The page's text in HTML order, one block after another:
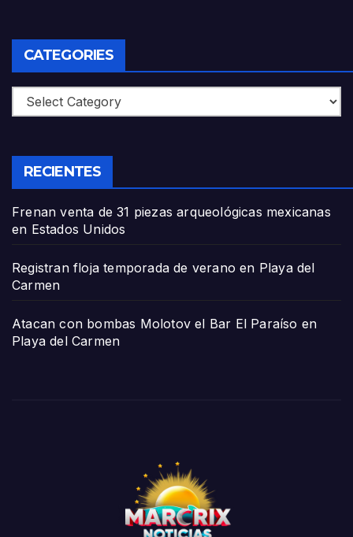
CATEGORIES
Categories
RECIENTES
Frenan venta de 31 piezas arqueológicas mexicanas
en Estados Unidos
Registran floja temporada de verano en Playa del
Carmen
Atacan con bombas Molotov el Bar El Paraíso en
Playa del Carmen